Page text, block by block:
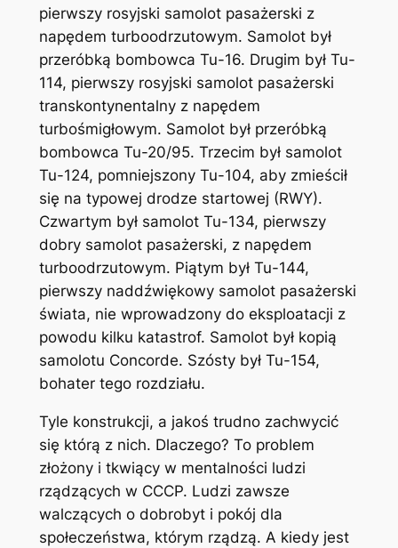
pierwszy rosyjski samolot pasażerski z
napędem turboodrzutowym. Samolot był
przeróbką bombowca Tu-16. Drugim był Tu-
114, pierwszy rosyjski samolot pasażerski
transkontynentalny z napędem
turbośmigłowym. Samolot był przeróbką
bombowca Tu-20/95. Trzecim był samolot
Tu-124, pomniejszony Tu-104, aby zmieścił
się na typowej drodze startowej (RWY).
Czwartym był samolot Tu-134, pierwszy
dobry samolot pasażerski, z napędem
turboodrzutowym. Piątym był Tu-144,
pierwszy naddźwiękowy samolot pasażerski
świata, nie wprowadzony do eksploatacji z
powodu kilku katastrof. Samolot był kopią
samolotu Concorde. Szósty był Tu-154,
bohater tego rozdziału.
Tyle konstrukcji, a jakoś trudno zachwycić
się którą z nich. Dlaczego? To problem
złożony i tkwiący w mentalności ludzi
rządzących w CCCP. Ludzi zawsze
walczących o dobrobyt i pokój dla
społeczeństwa, którym rządzą. A kiedy jest